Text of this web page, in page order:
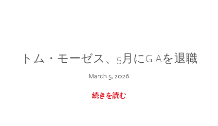
トム・モーゼス、5月にGIAを退職
March 5, 2026
続きを読む